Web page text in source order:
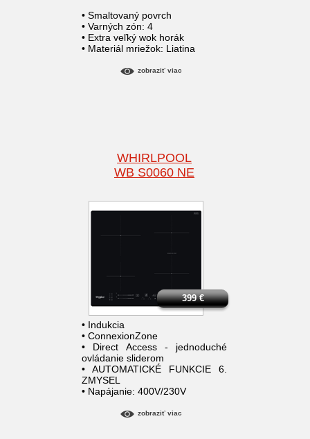
• Smaltovaný povrch
• Varných zón: 4
• Extra veľký wok horák
• Materiál mriežok: Liatina
zobraziť viac
WHIRLPOOL
WB S0060 NE
• Indukcia
• ConnexionZone
• Direct Access - jednoduché
ovládanie sliderom
• AUTOMATICKÉ FUNKCIE 6.
ZMYSEL
• Napájanie: 400V/230V
399€
zobraziť viac